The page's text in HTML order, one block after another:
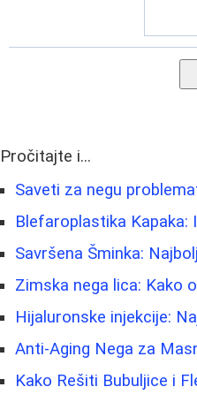
Pročitajte i...
Saveti za negu
Blefaroplastika Kapaka:
Savršena Šminka:
Zimska nega lica: Kako
Hijaluronske injekcije:
Anti-Aging Nega za
Kako Rešiti Bubuljice i